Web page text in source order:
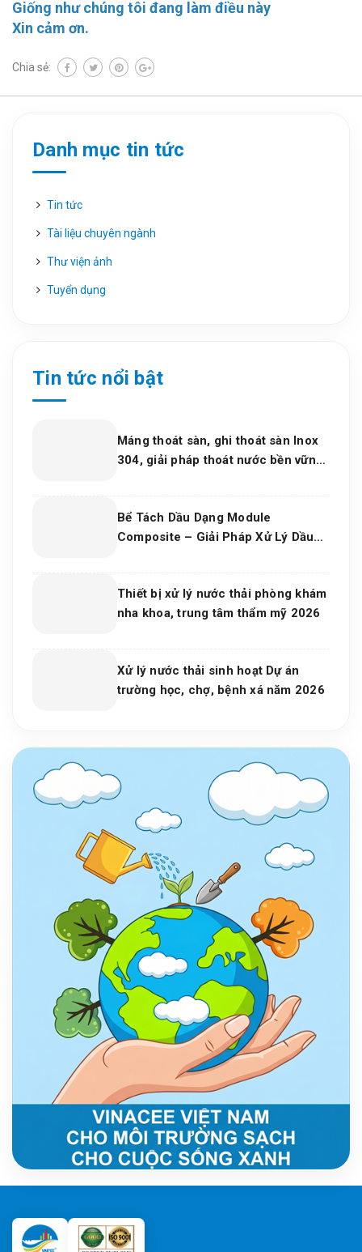
Giống như chúng tôi đang làm điều này
Xin cảm ơn.
Chia sẻ:
Danh mục tin tức
Tin tức
Tài liệu chuyên ngành
Thư viện ảnh
Tuyển dụng
Tin tức nổi bật
Máng thoát sàn, ghi thoát sàn Inox
304, giải pháp thoát nước bền vững
Bể Tách Dầu Dạng Module
Composite – Giải Pháp Xử Lý Dầu
Thiết bị xử lý nước thải phòng khám
nha khoa, trung tâm thẩm mỹ 2026
Xử lý nước thải sinh hoạt Dự án
trường học, chợ, bệnh xá năm 2026